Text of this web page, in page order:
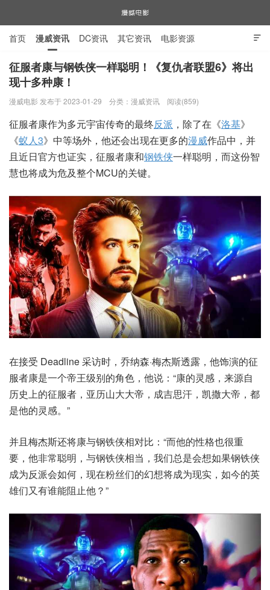
漫威电影

首页 漫威资讯 DC资讯 其它资讯 电影资源
电视剧资源 漫威图片
征服者康与钢铁侠一样聪明！《复仇者联盟6》将出
现十多种康！
漫威电影 发布于 2023-01-29 分类： 漫威资讯 阅读(859)
征服者康作为多元宇宙传奇的最终反派 ，除了在《洛基》
《蚁人3》中等场外，他还会出现在更多的漫威作品中，并
且近日官方也证实，征服者康和钢铁侠一样聪明，而这份智
慧也将成为危及整个MCU的关键。
在接受 Deadline 采访时，乔纳森·梅杰斯透露，他饰演的征
服者康是一个帝王级别的角色，他说：“康的灵感，来源自
历史上的征服者，亚历山大大帝，成吉思汗，凯撒大帝，都
是他的灵感。”
并且梅杰斯还将康与钢铁侠相对比：“而他的性格也很重
要，他非常聪明，与钢铁侠相当，我们总是会想如果钢铁侠
成为反派会如何，现在粉丝们的幻想将成为现实，如今的英
雄们又有谁能阻止他？”